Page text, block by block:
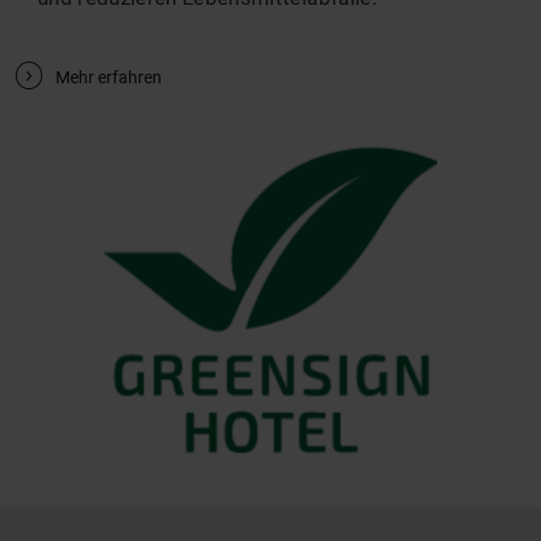
bedeutet weniger Wasser- und
regionale Partnerschaften, um weite
United Against Waste e-V.
wir kontinuierlich unsere Lebensmittelkalkulationen
und reduzieren Lebensmittelabfälle.
Mehr erfahren